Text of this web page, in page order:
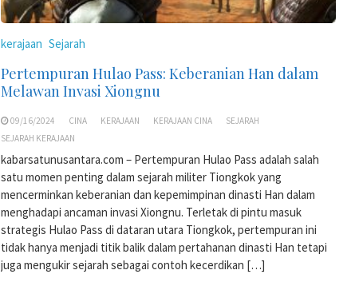
kerajaan Sejarah
Pertempuran Hulao Pass: Keberanian Han dalam
Melawan Invasi Xiongnu
09/16/2024 CINA KERAJAAN KERAJAAN CINA
SEJARAH
SEJARAH KERAJAAN
kabarsatunusantara.com – Pertempuran Hulao Pass adalah salah
satu momen penting dalam sejarah militer Tiongkok yang
mencerminkan keberanian dan kepemimpinan dinasti Han dalam
menghadapi ancaman invasi Xiongnu. Terletak di pintu masuk
strategis Hulao Pass di dataran utara Tiongkok, pertempuran ini
tidak hanya menjadi titik balik dalam pertahanan dinasti Han tetapi
juga mengukir sejarah sebagai contoh kecerdikan […]